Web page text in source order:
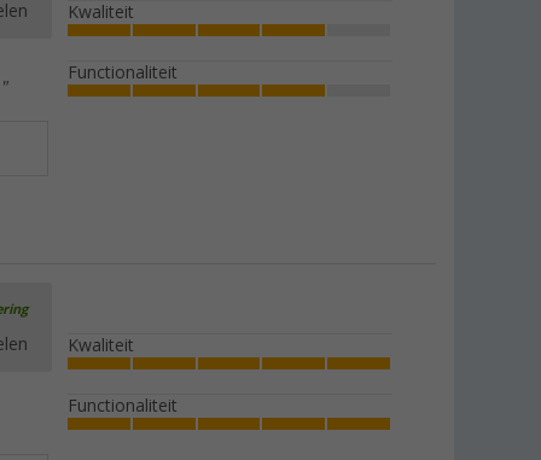
Kwaliteit
Functionaliteit
Kwaliteit
Functionaliteit